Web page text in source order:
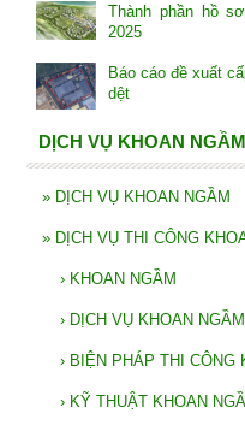
Thành phần hồ
2025
Báo cáo đề xuất
dệt
DỊCH VỤ KHOAN
» DỊCH VỤ KHOAN NGẦM
» DỊCH VỤ THI CÔNG
› KHOAN NGẦM
› DỊCH VỤ KHOAN
› BIỆN PHÁP THI CÔNG
› KỸ THUẬT KHOAN